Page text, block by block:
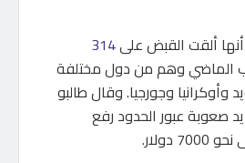
ألقت القبض على314
الماضي وهم من دول مختلفة
وأوكرانيا وجورجيا. وقال طالبو
صعوبة عبور الحدود رفع
دولار.